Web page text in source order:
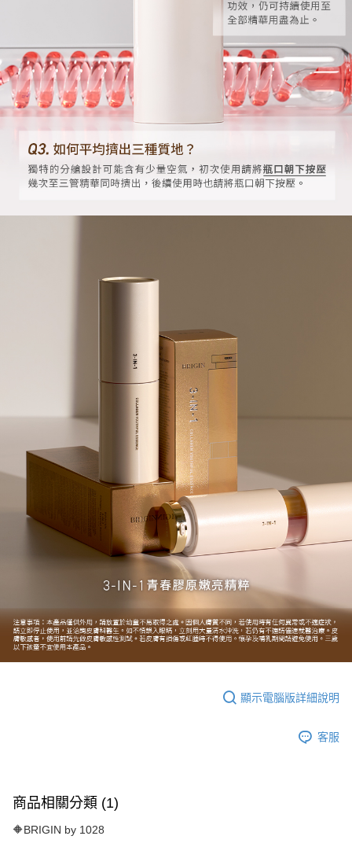
顯示電腦版詳細說明
客服
商品相關分類 (1)
🔶BRIGIN by 1028